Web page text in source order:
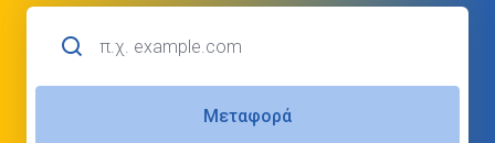
Μεταφορά